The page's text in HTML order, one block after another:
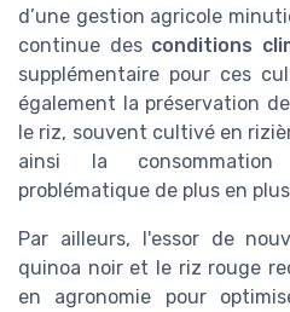
d’une gestion agricole
continue des conditions
supplémentaire pour ces
également la préservation
le riz, souvent cultivé en
ainsi la
problématique de plus en
Par ailleurs, l'essor de
quinoa noir et le riz rouge
en agronomie pour